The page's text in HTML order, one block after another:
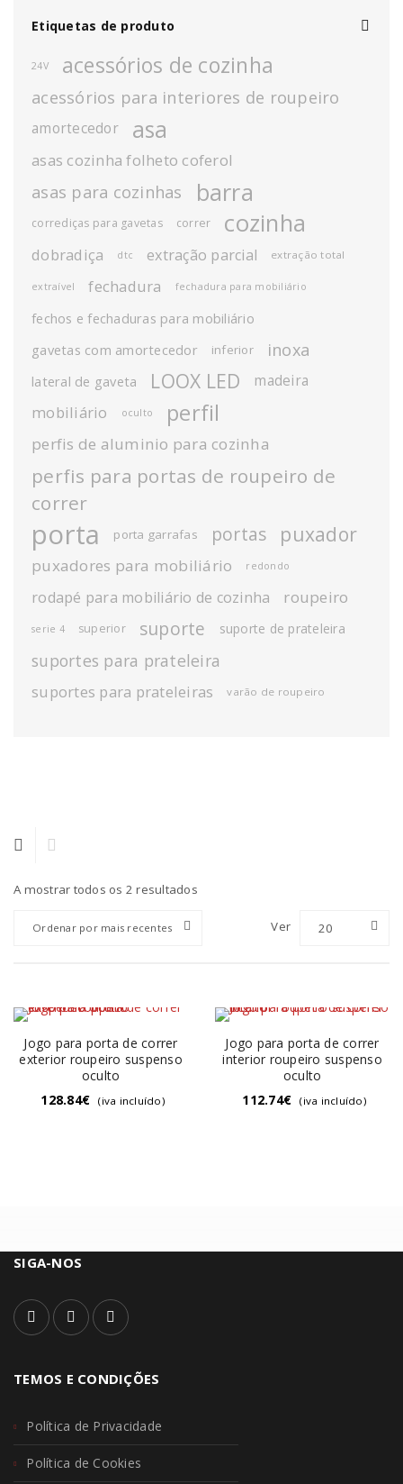
Etiquetas de produto
24V acessórios de cozinha
acessórios para interiores de roupeiro
amortecedor asa
asas cozinha folheto coferol
asas para cozinhas barra
corrediças para gavetas correr cozinha
dobradiça dtc extração parcial extração total
extraível fechadura fechadura para mobiliário
fechos e fechaduras para mobiliário
gavetas com amortecedor
inferior inoxa
lateral de gaveta LOOX LED madeira
mobiliário oculto perfil
perfis de aluminio para cozinha
perfis para portas de roupeiro de
correr
porta porta garrafas portas puxador
puxadores para mobiliário redondo
rodapé para mobiliário de cozinha roupeiro
serie 4 superior suporte suporte de prateleira
suportes para prateleira
suportes para prateleiras varão de roupeiro
A mostrar todos os 2 resultados
Ordenar por mais recentes Ver 20
Jogo para porta de correr
exterior roupeiro suspenso
oculto
128.84€ (iva incluído)
Jogo para porta de correr
interior roupeiro suspenso
oculto
112.74€ (iva incluído)
SIGA-NOS
TEMOS E CONDIÇÕES
Política de Privacidade
Política de Cookies